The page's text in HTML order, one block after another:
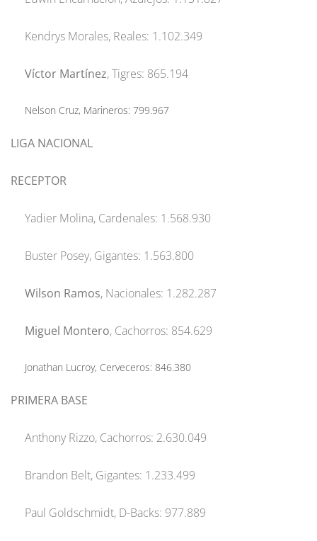
Kendrys Morales, Reales: 1.102.349
Víctor Martínez, Tigres: 865.194
Nelson Cruz, Marineros: 799.967
LIGA NACIONAL
RECEPTOR
Yadier Molina, Cardenales: 1.568.930
Buster Posey, Gigantes: 1.563.800
Wilson Ramos, Nacionales: 1.282.287
Miguel Montero, Cachorros: 854.629
Jonathan Lucroy, Cerveceros: 846.380
PRIMERA BASE
Anthony Rizzo, Cachorros: 2.630.049
Brandon Belt, Gigantes: 1.233.499
Paul Goldschmidt, D-Backs: 977.889